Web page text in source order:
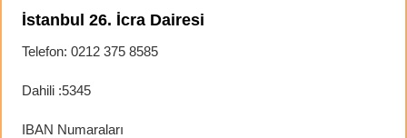
İstanbul 26. İcra Dairesi
Telefon: 0212 375 8585
Dahili :5345
IBAN Numaraları